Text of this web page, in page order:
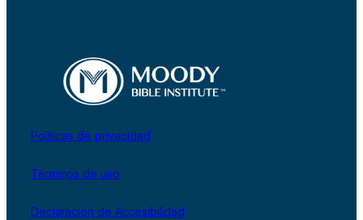
Políticas de privacidad
Términos de uso
Declaración de Accesibilidad